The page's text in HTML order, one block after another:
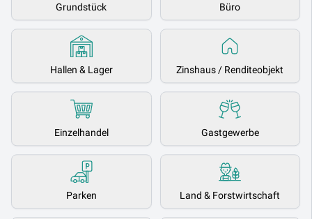
Grundstück Büro
Hallen & Lager Zinshaus / Renditeobjekt
Einzelhandel Gastgewerbe
Parken Land & Forstwirtschaft